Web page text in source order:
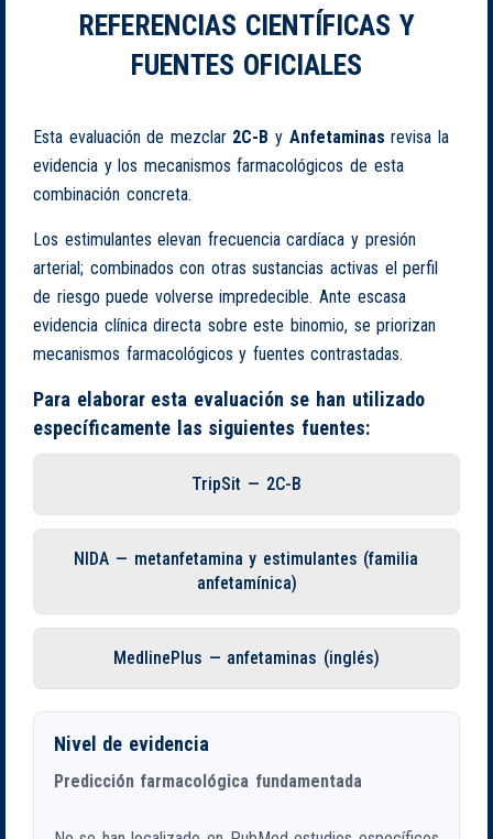
REFERENCIAS CIENTÍFICAS Y
FUENTES OFICIALES
Esta evaluación de mezclar 2C-B y Anfetaminas revisa la
evidencia y los mecanismos farmacológicos de esta
combinación concreta.
Los estimulantes elevan frecuencia cardíaca y presión
arterial; combinados con otras sustancias activas el perfil
de riesgo puede volverse impredecible. Ante escasa
evidencia clínica directa sobre este binomio, se priorizan
mecanismos farmacológicos y fuentes contrastadas.
Para elaborar esta evaluación se han utilizado
específicamente las siguientes fuentes:
TripSit — 2C-B
NIDA — metanfetamina y estimulantes (familia
anfetamínica)
MedlinePlus — anfetaminas (inglés)
Nivel de evidencia
Predicción farmacológica fundamentada